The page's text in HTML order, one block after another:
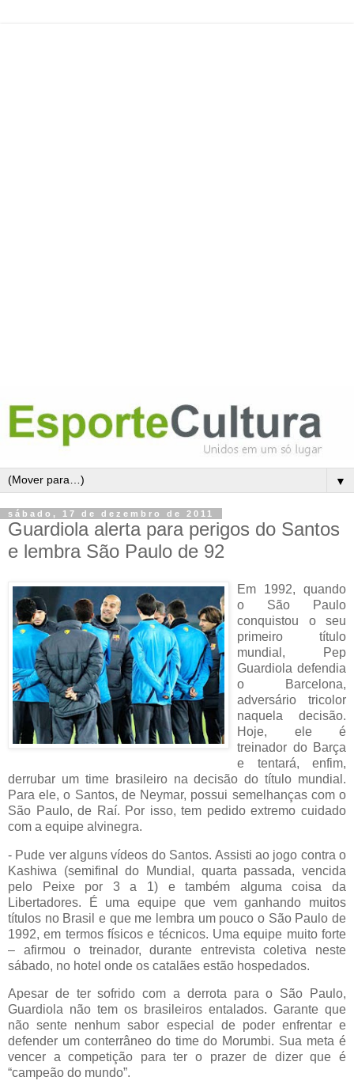
▼
sábado, 17 de dezembro de 2011
Guardiola alerta para perigos do Santos
e lembra São Paulo de 92
Em 1992, quando
o São Paulo
conquistou o seu
primeiro título
mundial, Pep
Guardiola defendia
o Barcelona,
adversário tricolor
naquela decisão.
Hoje, ele é
treinador do Barça
e tentará, enfim,
derrubar um time brasileiro na decisão do título mundial.
Para ele, o Santos, de Neymar, possui semelhanças com o
São Paulo, de Raí. Por isso, tem pedido extremo cuidado
com a equipe alvinegra.
- Pude ver alguns vídeos do Santos. Assisti ao jogo contra o
Kashiwa (semifinal do Mundial, quarta passada, vencida
pelo Peixe por 3 a 1) e também alguma coisa da
Libertadores. É uma equipe que vem ganhando muitos
títulos no Brasil e que me lembra um pouco o São Paulo de
1992, em termos físicos e técnicos. Uma equipe muito forte
– afirmou o treinador, durante entrevista coletiva neste
sábado, no hotel onde os catalães estão hospedados.
Apesar de ter sofrido com a derrota para o São Paulo,
Guardiola não tem os brasileiros entalados. Garante que
não sente nenhum sabor especial de poder enfrentar e
defender um conterrâneo do time do Morumbi. Sua meta é
vencer a competição para ter o prazer de dizer que é
“campeão do mundo”.